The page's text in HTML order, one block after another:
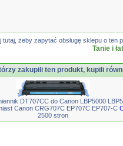
tutaj, żeby zapytać obsługę sklepu o
Tanie i
zakupili ten produkt, kupili
DT707CC do Canon LBP5000
Canon CRG707C EP707C EP707-C
2500 stron